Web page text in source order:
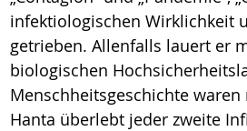
infektiologischen Wirklichkeit
getrieben. Allenfalls lauert er
biologischen
Menschheitsgeschichte
Hanta überlebt jeder zweite